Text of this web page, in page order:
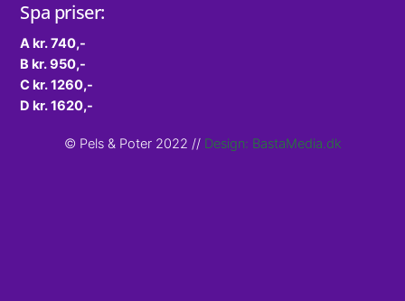
Skip
content
Spa priser:
A kr. 740,-
B kr. 950,-
C kr. 1260,-
D kr. 1620,-
© Pels & Poter 2022 // Design: BastaMedia.dk